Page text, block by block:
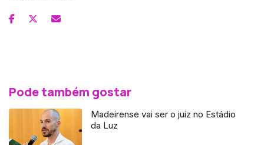
Pode também gostar
Madeirense vai ser o juiz no Estádio
da Luz